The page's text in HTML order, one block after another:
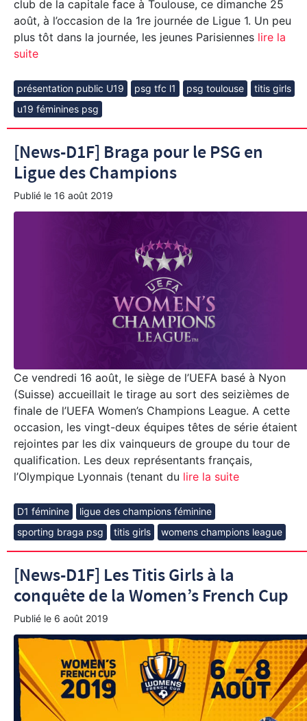
club de la capitale face à Toulouse, ce dimanche 25
août, à l’occasion de la 1re journée de Ligue 1. Un peu
plus tôt dans la journée, les jeunes Parisiennes lire la
suite
présentation public U19 psg tfc l1 psg toulouse
titis girls
u19 féminines psg
[News-D1F] Braga pour le PSG en
Ligue des Champions
Publié le 16 août 2019
Ce vendredi 16 août, le siège de l’UEFA basé à Nyon
(Suisse) accueillait le tirage au sort des seizièmes de
finale de l’UEFA Women’s Champions League. A cette
occasion, les vingt-deux équipes têtes de série étaient
rejointes par les dix vainqueurs de groupe du tour de
qualification. Les deux représentants français,
l’Olympique Lyonnais (tenant du lire la suite
D1 féminine
ligue des champions féminine
sporting braga psg
titis girls womens champions league
[News-D1F] Les Titis Girls à la
conquête de la Women’s French Cup
Publié le 6 août 2019